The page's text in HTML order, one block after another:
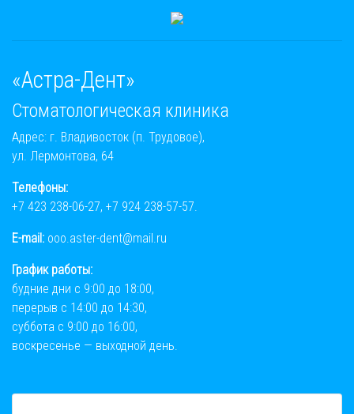
«Астра-Дент»
Стоматологическая клиника
Адрес: г. Владивосток (п. Трудовое),
ул. Лермонтова, 64
Телефоны:
+7 423 238-06-27, +7 924 238-57-57
E-mail: ooo.aster-dent@mail.ru
График работы:
будние дни с 9:00 до 18:00,
перерыв с 14:00 до 14:30,
суббота с 9:00 до 16:00,
воскресенье — выходной день.